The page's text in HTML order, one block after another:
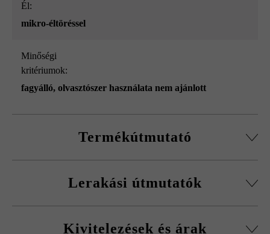
él:
mikro-éltöréssel
Minőségi
kritériumok:
fagyálló, olvasztószer használata nem ajánlott
Termékútmutató
kövekkel, sarokkő-szettel és fedőlapokkal.
Falakhoz és kerítésekhez, valamint előfalazáshoz
Lerakási útmutatók
kitöltőbeton javasolt betonminőségét.
Kivitelezések és árak